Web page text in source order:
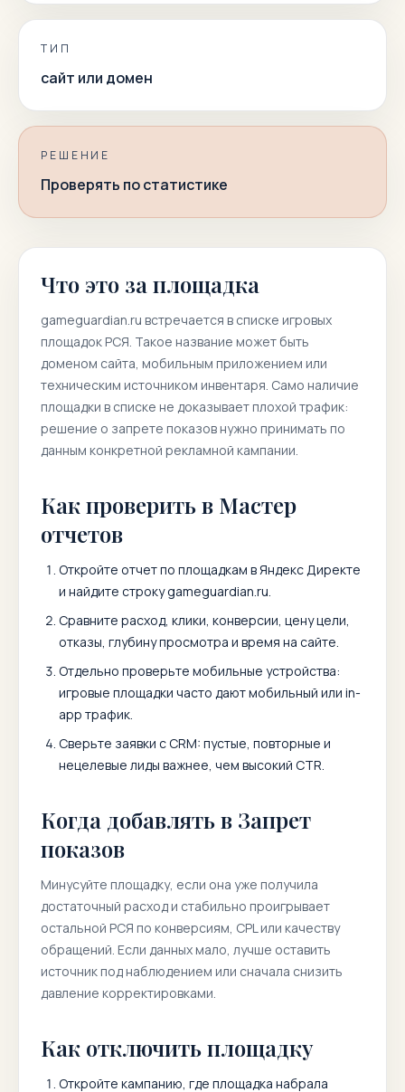
ТИП
сайт или домен
РЕШЕНИЕ
Проверять по статистике
Что это за площадка
gameguardian.ru встречается в списке игровых
площадок РСЯ. Такое название может быть
доменом сайта, мобильным приложением или
техническим источником инвентаря. Само наличие
площадки в списке не доказывает плохой трафик:
решение о запрете показов нужно принимать по
данным конкретной рекламной кампании.
Как проверить в Мастер
отчетов
Откройте отчет по площадкам в Яндекс Директе
и найдите строкуgameguardian.ru.
Сравните расход, клики, конверсии, цену цели,
отказы, глубину просмотра и время на сайте.
Отдельно проверьте мобильные устройства:
игровые площадки часто дают мобильный или in-
app трафик.
Сверьте заявки с CRM: пустые, повторные и
нецелевые лиды важнее, чем высокий CTR.
Когда добавлять в Запрет
показов
Минусуйте площадку, если она уже получила
достаточный расход и стабильно проигрывает
остальной РСЯ по конверсиям, CPL или качеству
обращений. Если данных мало, лучше оставить
источник под наблюдением или сначала снизить
давление корректировками.
Как отключить площадку
Откройте кампанию, где площадка набрала